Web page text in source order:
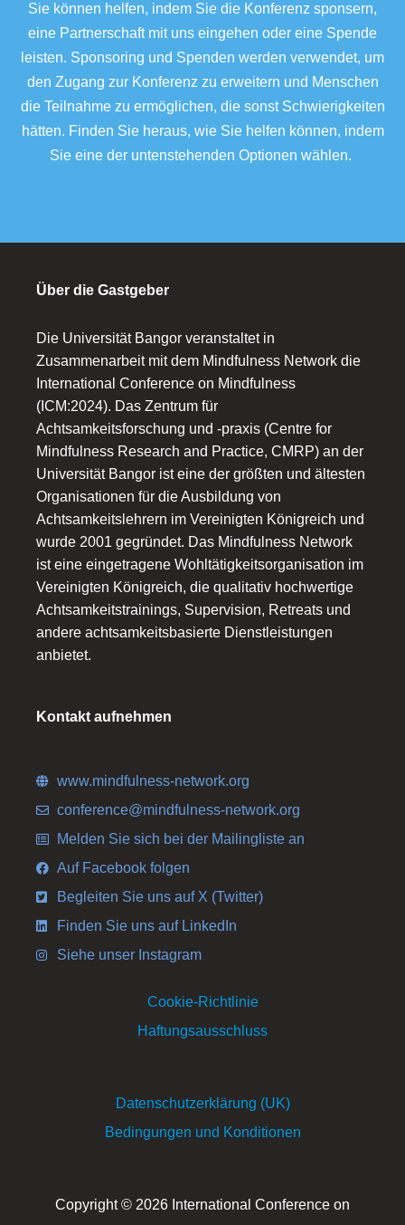
Sie können helfen, indem Sie die Konferenz sponsern,
eine Partnerschaft mit uns eingehen oder eine Spende
leisten. Sponsoring und Spenden werden verwendet, um
den Zugang zur Konferenz zu erweitern und Menschen
die Teilnahme zu ermöglichen, die sonst Schwierigkeiten
hätten. Finden Sie heraus, wie Sie helfen können, indem
Sie eine der untenstehenden Optionen wählen.
Über die Gastgeber
Die Universität Bangor veranstaltet in
Zusammenarbeit mit dem Mindfulness Network die
International Conference on Mindfulness
(ICM:2024). Das Zentrum für
Achtsamkeitsforschung und -praxis (Centre for
Mindfulness Research and Practice, CMRP) an der
Universität Bangor ist eine der größten und ältesten
Organisationen für die Ausbildung von
Achtsamkeitslehrern im Vereinigten Königreich und
wurde 2001 gegründet. Das Mindfulness Network
ist eine eingetragene Wohltätigkeitsorganisation im
Vereinigten Königreich, die qualitativ hochwertige
Achtsamkeitstrainings, Supervision, Retreats und
andere achtsamkeitsbasierte Dienstleistungen
anbietet.
Kontakt aufnehmen
www.mindfulness-network.org
conference@mindfulness-network.org
Melden Sie sich bei der Mailingliste an
Auf Facebook folgen
Begleiten Sie uns auf X (Twitter)
Finden Sie uns auf LinkedIn
Siehe unser Instagram
Cookie-Richtlinie
Haftungsausschluss
Datenschutzerklärung (UK)
Bedingungen und Konditionen
Copyright © 2026 International Conference on